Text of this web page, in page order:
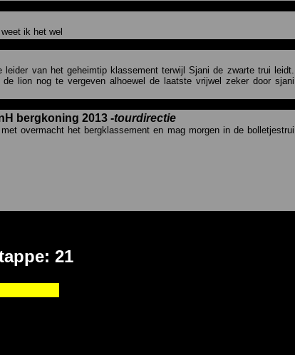
ik het wel
van het geheimtip klassement terwijl Sjani de zwarte trui leidt.
lion nog te vergeven alhoewel de laatste vrijwel zeker door sjani
bergkoning 2013 -tourdirectie
overmacht het bergklassement en mag morgen in de bolletjestrui
21